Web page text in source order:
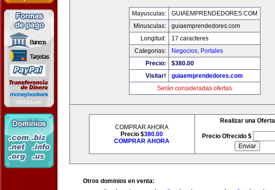
Mayusculas:
GUIAEMPRENDEDORES.COM
Minusculas:
guiaemprendedores.com
Longitud:
17 caracteres
Categorias:
Negocios, Portales
Precio:
$380.00
Visitar!
guiaemprendedores.com
Serán consideradas ofertas
COMPRAR AHORA
Precio $380.00
COMPRAR AHORA
Realizar una Oferta
Precio Ofrecido $
Otros dominios en venta: